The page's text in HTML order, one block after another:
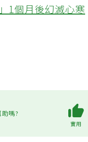
1個月後幻滅心寒
嗎?
實用